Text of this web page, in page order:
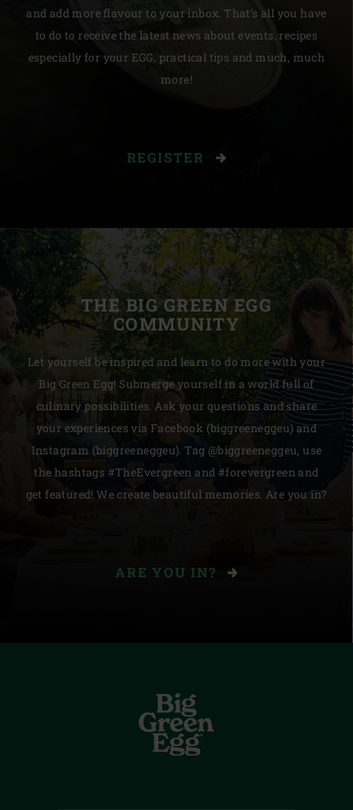
and add more flavour to your inbox. That’s all you have
to do to receive the latest news about events, recipes
especially for your EGG, practical tips and much, much
more!
REGISTER
THE BIG GREEN EGG
COMMUNITY
Let yourself be inspired and learn to do more with your
Big Green Egg! Submerge yourself in a world full of
culinary possibilities. Ask your questions and share
your experiences via Facebook (biggreeneggeu) and
Instagram (biggreeneggeu). Tag @biggreeneggeu, use
the hashtags #TheEvergreen and #forevergreen and
get featured! We create beautiful memories. Are you in?
ARE YOU IN?